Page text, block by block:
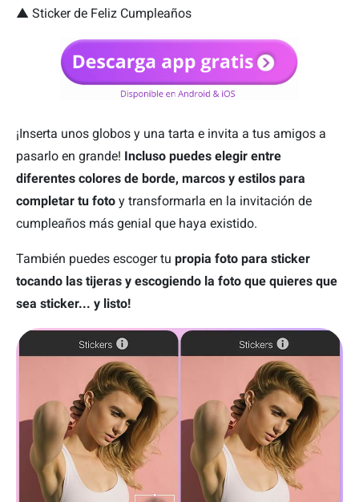
▲ Sticker de Feliz Cumpleaños
¡Inserta unos globos y una tarta e invita a tus amigos a
pasarlo en grande! Incluso puedes elegir entre
diferentes colores de borde, marcos y estilos para
completar tu foto y transformarla en la invitación de
cumpleaños más genial que haya existido.
También puedes escoger tu propia foto para sticker
tocando las tijeras y escogiendo la foto que quieres que
sea sticker... y listo!